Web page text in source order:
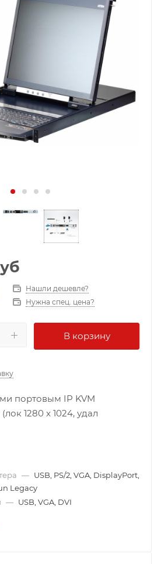
Нашли дешевле?
Нужна спец. цена?
В корзину
портовым IP KVM
1280 x 1024, удал
— USB, PS/2, VGA, DisplayPort,
Legacy
— USB, VGA, DVI